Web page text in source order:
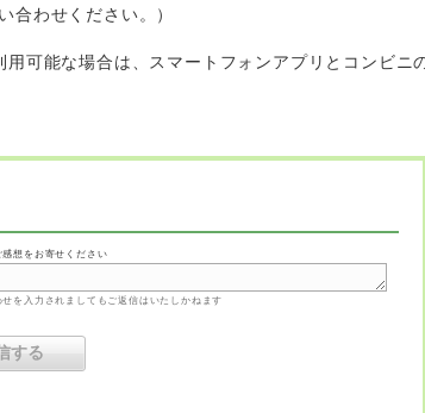
合わせください。）
可能な場合は、スマートフォンアプリとコンビニ
感想をお寄せください
せを入力されましてもご返信はいたしかねます